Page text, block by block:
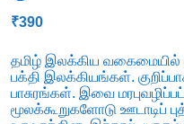
₹390
தமிழ் இலக்கிய
பக்தி இலக்கியங்கள்.
பாசுரங்கள். இவை
மூலக்கூறுகளோடு ஊடாடிப்